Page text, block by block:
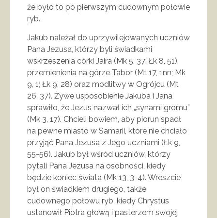
że było to po pierwszym cudownym połowie
ryb.
Jakub należał do uprzywilejowanych uczniów
Pana Jezusa, którzy byli świadkami
wskrzeszenia córki Jaira (Mk 5, 37; Łk 8, 51),
przemienienia na górze Tabor (Mt 17, 1nn; Mk
9, 1; Łk 9, 28) oraz modlitwy w Ogrójcu (Mt
26, 37). Żywe usposobienie Jakuba i Jana
sprawiło, że Jezus nazwał ich „synami gromu”
(Mk 3, 17). Chcieli bowiem, aby piorun spadł
na pewne miasto w Samarii, które nie chciało
przyjąć Pana Jezusa z Jego uczniami (Łk 9,
55-56). Jakub był wśród uczniów, którzy
pytali Pana Jezusa na osobności, kiedy
będzie koniec świata (Mk 13, 3-4). Wreszcie
był on świadkiem drugiego, także
cudownego połowu ryb, kiedy Chrystus
ustanowił Piotra głową i pasterzem swojej